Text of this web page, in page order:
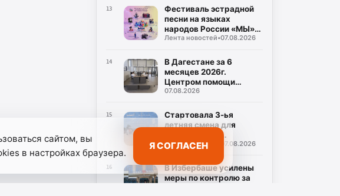
13
Фестиваль эстрадной
песни на языках
народов России «МЫ»
состоится в Дагестане
Лента новостей•07.08.2026
14
В Дагестане за 6
месяцев 2026г.
Центром помощи
участникам СВО
обращений
07.08.2026
15
Стартовала 3-ья
летняя смена для
школьников в Северной
Лента новостей 07.08.2026
16
В Избербаше усилены
меры по контролю за
сайтом, вы
в настройках браузера.
Я СОГЛАСЕН